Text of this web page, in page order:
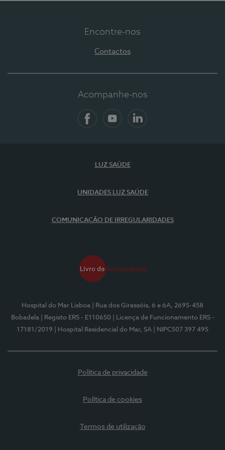
Encontre-nos
Contactos
Acompanhe-nos
LUZ SAÚDE
UNIDADES LUZ SAÚDE
COMUNICAÇÃO DE IRREGULARIDADES
Hospital do Mar Lisboa
| Rua dos Girassóis, 6 e 6A, 2695-458
Bobadela
| Registo ERS - E110650
| Licença de Funcionamento ERS -
17181/2019
| Hospital Residencial do Mar, SA | NIPC507 397 495
Política de privacidade
Política de cookies
Termos de utilização